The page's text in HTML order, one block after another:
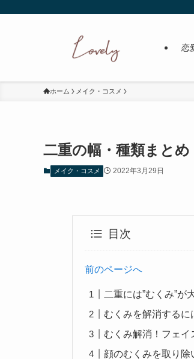
恋
ホーム メイク・コスメ
二重の幅・種類まと
メイク・コスメ 2022年3月29日
目次
前のページへ
二重には”むくみ”が
むくみを解消する
むくみ解消！フェイ
顔のむくみを取り除